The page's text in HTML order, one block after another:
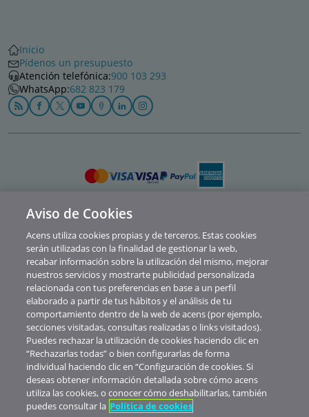
Inicio
Pídenos un presupuesto
Atención telefónica:900 103 293
WhatsApp:682 823 179
Política de privacidad
Cookies
Contacto
Soporte
Aviso legal
Canal de Denuncias y Consultas
Abuse
© Telefónica Soluciones De Informática Y Comunicaciones De España S.A.U.
Nuestros precios no muestran IVA. Realizada la contratación de servicios
Aviso de Cookies
Acens utiliza cookies propias y de terceros. Estas cookies
serán utilizadas con la finalidad de gestionar la web,
recabar información sobre la utilización del mismo, mejorar
nuestros servicios y mostrarte publicidad personalizada
relacionada con tus preferencias en base a un perfil
elaborado a partir de tus hábitos y el análisis de tu
comportamiento dentro de la web de acens (por ejemplo,
secciones visitadas, consultas realizadas o links visitados).
Puedes rechazar la utilización de cookies haciendo clic en
“Rechazarlas todas” o bien configurarlas de forma
individual haciendo clic en “Configuración de cookies. Si
deseas obtener información detallada sobre cómo acens
utiliza las cookies, o conocer cómo deshabilitarlas, también
puedes consultar la Política de cookies